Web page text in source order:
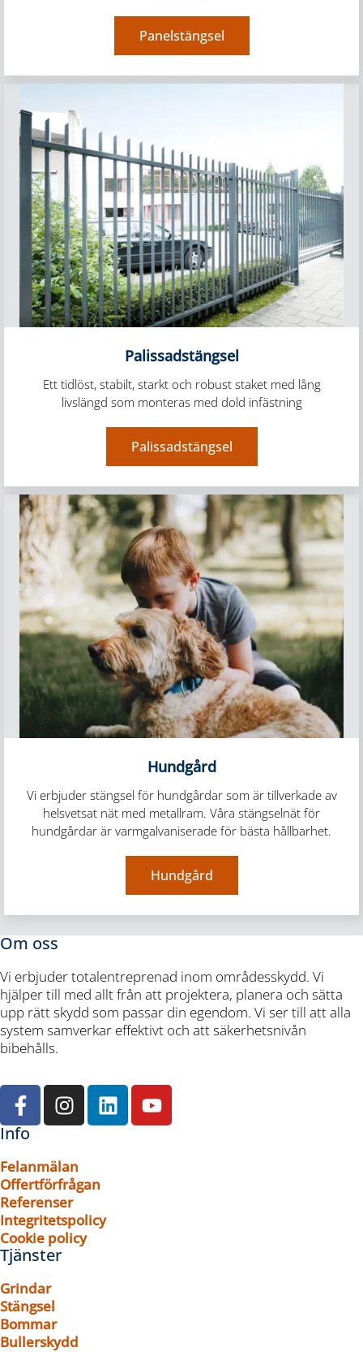
Panelstängsel
Palissadstängsel
Ett tidlöst, stabilt, starkt och robust staket med lång
livslängd som monteras med dold infästning
Palissadstängsel
Hundgård
Vi erbjuder stängsel för hundgårdar som är tillverkade av
helsvetsat nät med metallram. Våra stängselnät för
hundgårdar är varmgalvaniserade för bästa hållbarhet.
Hundgård
Om oss
Vi erbjuder totalentreprenad inom områdesskydd. Vi
hjälper till med allt från att projektera, planera och sätta
upp rätt skydd som passar din egendom. Vi ser till att alla
system samverkar effektivt och att säkerhetsnivån
bibehålls.
Info
Felanmälan
Offertförfrågan
Referenser
Integritetspolicy
Cookie policy
Tjänster
Grindar
Stängsel
Bommar
Bullerskydd